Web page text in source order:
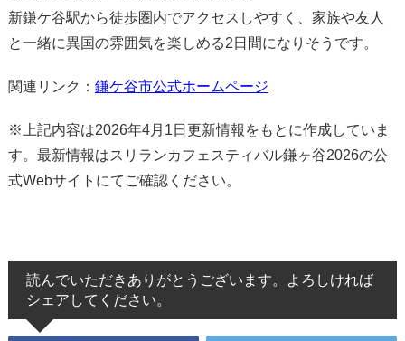
新鎌ケ谷駅から徒歩圏内でアクセスしやすく、家族や友人
と一緒に異国の雰囲気を楽しめる2日間になりそうです。
関連リンク： 鎌ケ谷市公式ホームページ
※上記内容は2026年4月1日更新情報をもとに作成していま
す。最新情報はスリランカフェスティバル鎌ヶ谷2026の公
式Webサイトにてご確認ください。
読んでいただきありがとうございます。よろしければ
シェアしてください。